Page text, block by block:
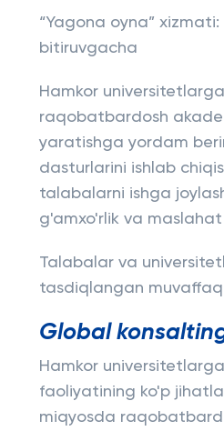
“Yagona oyna”
bitiruvgacha
Hamkor
raqobatbardosh
yaratishga yordam
dasturlarini ishlab
talabalarni ishga
g'amxo'rlik va
Talabalar va
tasdiqlangan
Global
Hamkor
faoliyatining ko'p
miqyosda